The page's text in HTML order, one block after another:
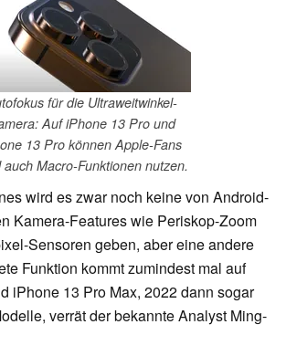
für die Ultraweitwinkel-
Auf iPhone 13 Pro und
13 Pro können Apple-Fans
auch Macro-Funktionen nutzen.
wird es zwar noch keine von Android-
Kamera-Features wie Periskop-Zoom
Sensoren geben, aber eine andere
Funktion kommt zumindest mal auf
iPhone 13 Pro Max, 2022 dann sogar
verrät der bekannte Analyst Ming-